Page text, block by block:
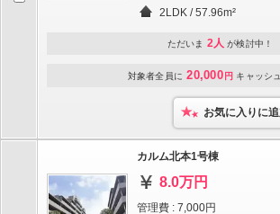
2LDK / 57.96m²
ただいま 2人 が検討中！
対象者全員に 20,000 円 キャッシ
お気に入りに
カルム北本1号棟
8.0万円
管理費 : 7,000円